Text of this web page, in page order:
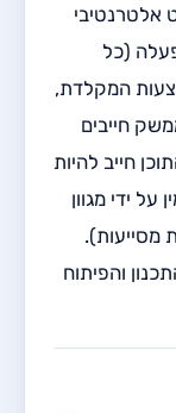
אלטרנטיבי
(כל
המקלדת,
חייבים
חייב להיות
ידי מגוון
מסייעות).
והפיתוח